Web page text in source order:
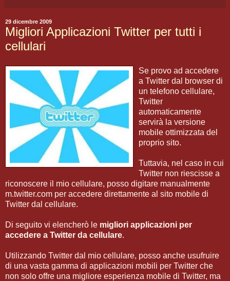
29 dicembre 2009
Migliori Applicazioni Twitter per tutti i
cellulari
Se provo ad accedere
a Twitter dal browser di
un telefono cellulare,
Twitter
automaticamente
servirà la versione
mobile ottimizzata del
proprio sito.
Tuttavia, nel caso in cui
Twitter non riescisse a
riconoscere il mio cellulare, posso digitare manualmente
m.twitter.com per accedere direttamente al sito mobile di
Twitter dal cellulare.
Di seguito vi elencherò le migliori applicazioni per
accedere a Twitter da cellulare.
Utilizzando Twitter dal mio cellulare, posso anche usufruire
di una vasta gamma di applicazioni mobili per Twitter che
non solo offre una migliore esperienza mobile di Twitter, ma